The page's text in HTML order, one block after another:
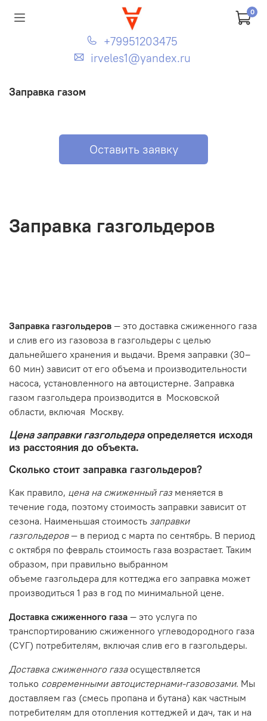
0
+79951203475
irveles1@yandex.ru
Заправка газом
Оставить заявку
Заправка газгольдеров
Заправка газгольдеров — это доставка сжиженного газа
и слив его из газовоза в газгольдеры с целью
дальнейшего хранения и выдачи. Время заправки (30–
60 мин) зависит от его объема и производительности
насоса, установленного на автоцистерне. Заправка
газом газгольдера производится в Московской
области, включая Москву.
Ценазаправки газгольдераопределяется исходя
из расстояния до объекта.
Сколько стоит заправка газгольдеров?
Как правило, цена на сжиженный газменяется в
течение года, поэтому стоимость заправки зависит от
сезона. Наименьшая стоимость заправки
газгольдеров— в период с марта по сентябрь. В период
с октября по февраль стоимость газа возрастает. Таким
образом, при правильно выбранном
объеме газгольдера для коттеджа его заправка может
производиться 1 раз в год по минимальной цене.
Доставка сжиженного газа — это услуга по
транспортированию сжиженного углеводородного газа
(СУГ) потребителям, включая слив его в газгольдеры.
Доставка сжиженного газаосуществляется
только современными автоцистернами-газовозами. Мы
доставляем газ (смесь пропана и бутана) как частным
потребителям для отопления коттеджей и дач, так и на